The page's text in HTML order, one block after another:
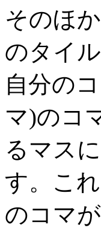
そのほ
のタイ
自分の
マ)のコ
るマス
す。こ
のコマ